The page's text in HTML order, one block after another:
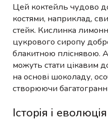
Цей коктейль чудово
костями, наприклад,
стейк. Кислинка
цукрового сиропу
блакитною пліснявою.
можуть стати цікавим
на основі шоколаду,
створюючи
Історія і